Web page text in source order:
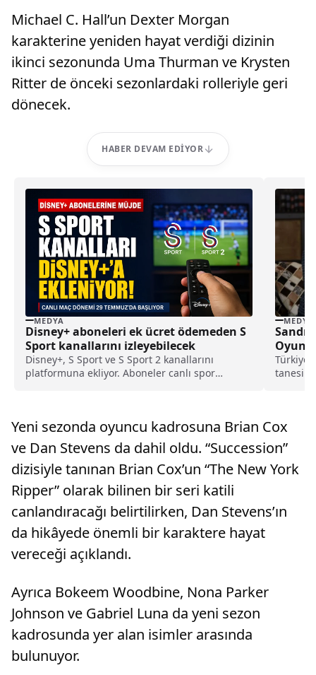
Michael C. Hall’un Dexter Morgan
karakterine yeniden hayat verdiği dizinin
ikinci sezonunda Uma Thurman ve Krysten
Ritter de önceki sezonlardaki rolleriyle geri
dönecek.
HABER DEVAM EDIYOR
MEDYA
Disney+ aboneleri ek ücret ödemeden S
Sport kanallarını izleyebilecek
Disney+, S Sport ve S Sport 2 kanallarını
platformuna ekliyor. Aboneler canlı spor
MEDYA
tanesi
Yeni sezonda oyuncu kadrosuna Brian Cox
ve Dan Stevens da dahil oldu. “Succession”
dizisiyle tanınan Brian Cox’un “The New York
Ripper” olarak bilinen bir seri katili
canlandıracağı belirtilirken, Dan Stevens’ın
da hikâyede önemli bir karaktere hayat
vereceği açıklandı.
Ayrıca Bokeem Woodbine, Nona Parker
Johnson ve Gabriel Luna da yeni sezon
kadrosunda yer alan isimler arasında
bulunuyor.